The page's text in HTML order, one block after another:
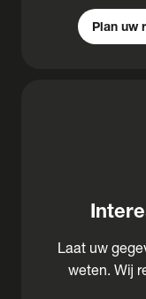
Plan uw
Laat uw
weten. Wij